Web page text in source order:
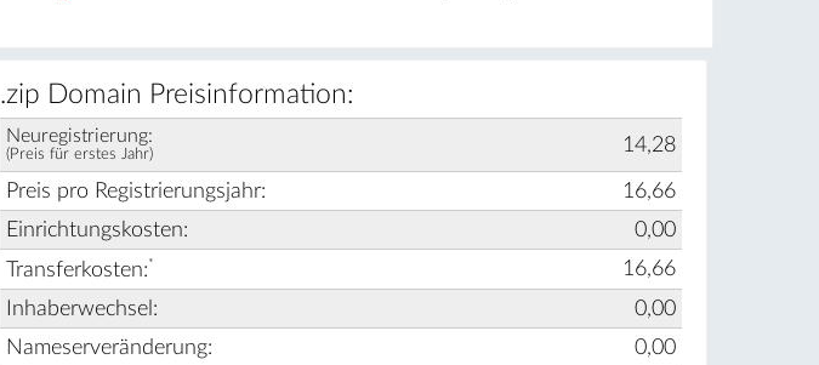
.zip Domain Preisinformation:
Neuregistrierung:
(Preis für erstes Jahr) 14,28
Preis pro Registrierungsjahr:
16,66
Einrichtungskosten:
0,00
Transferkosten:*
16,66
Inhaberwechsel:
0,00
Nameserveränderung:
0,00